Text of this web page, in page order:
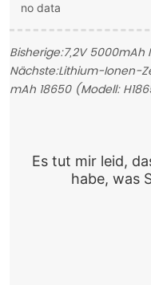
no data
Bisherige:7,2V 5000mAh
Nächste:Lithium-Ionen-
mAh 18650 (Modell:
Es tut mir leid,
habe, was